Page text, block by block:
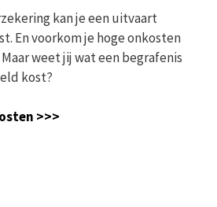
kan je een uitvaart
En voorkom je hoge onkosten
weet jij wat een begrafenis
kost?
>>>